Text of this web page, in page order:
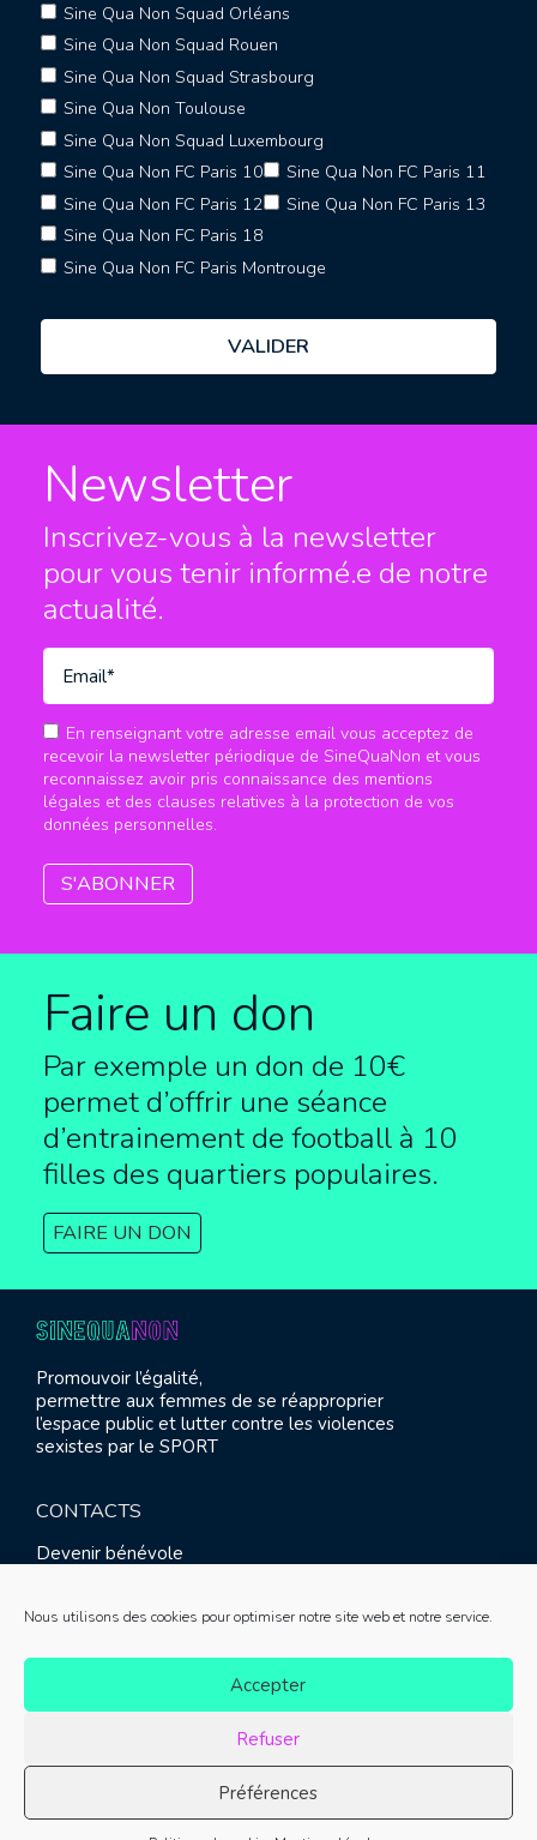
Nous utilisons des cookies pour optimiser notre site web et notre service.
Accepter
Refuser
Préférences
Sine Qua Non Squad Orléans
Sine Qua Non Squad Rouen
Sine Qua Non Squad Strasbourg
Sine Qua Non Toulouse
Sine Qua Non Squad Luxembourg
Sine Qua Non FC Paris 10
Sine Qua Non FC Paris 11
Sine Qua Non FC Paris 12
Sine Qua Non FC Paris 13
Sine Qua Non FC Paris 18
Sine Qua Non FC Paris Montrouge
Newsletter
Inscrivez-vous à la newsletter
pour vous tenir informé.e de notre
actualité.
En renseignant votre adresse email vous acceptez de
recevoir la newsletter périodique de SineQuaNon et vous
reconnaissez avoir pris connaissance des mentions
légales et des clauses relatives à la protection de vos
données personnelles.
Faire un don
Par exemple un don de 10€
permet d’offrir une séance
d’entrainement de football à 10
filles des quartiers populaires.
FAIRE UN DON
Promouvoir l’égalité,
permettre aux femmes de se réapproprier
l’espace public et lutter contre les violences
sexistes par le SPORT
CONTACTS
Devenir bénévole
Contact
© SINE QUA NON 2021 |Mentions légales|Réalisation :